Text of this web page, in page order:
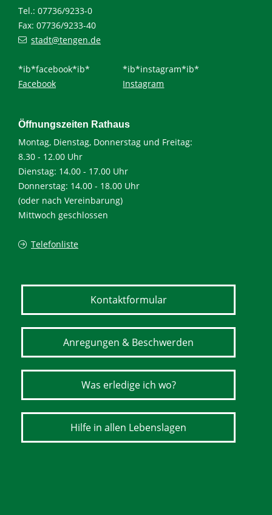
Tel.: 07736/9233-0
Fax: 07736/9233-40
stadt@tengen.de
*ib*facebook*ib*
Facebook
*ib*instagram*ib*
Instagram
Öffnungszeiten Rathaus
Montag, Dienstag, Donnerstag und Freitag:
8.30 - 12.00 Uhr
Dienstag: 14.00 - 17.00 Uhr
Donnerstag: 14.00 - 18.00 Uhr
(oder nach Vereinbarung)
Mittwoch geschlossen
Telefonliste
Kontaktformular
Anregungen & Beschwerden
Was erledige ich wo?
Hilfe in allen Lebenslagen